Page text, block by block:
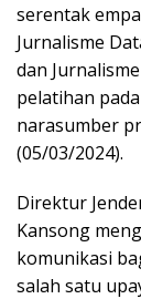
serentak
Jurnalisme
dan
pelatihan
narasumber
(05/03/2024).
Direktur
Kansong
komunikasi
salah satu